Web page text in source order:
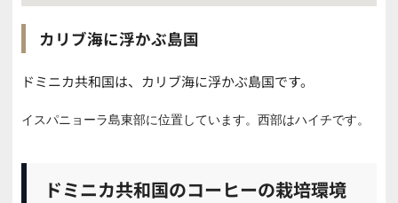
カリブ海に浮かぶ島国
ドミニカ共和国は、カリブ海に浮かぶ島国です。
イスパニョーラ島東部に位置しています。西部はハイチです。
ドミニカ共和国のコーヒーの栽培環境